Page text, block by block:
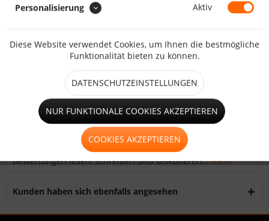
WARENKORB
Bewerten
Größe: 42 x 22 mmmehr
0
Bewertungen lesen, schreiben und diskutieren...mehr
Kunden haben sich ebenfalls angesehen
Personalisierung Aktiv
Diese Website verwendet Cookies, um Ihnen die bestmögliche
Funktionalität bieten zu können.
DATENSCHUTZEINSTELLUNGEN
NUR FUNKTIONALE COOKIES AKZEPTIEREN
COOKIES AKZEPTIEREN